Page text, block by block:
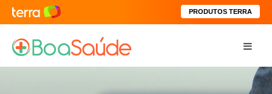
PRODUTOS TERRA